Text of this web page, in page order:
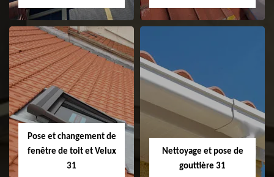
Couvreur 31
Etanchéité de
faitage et faitière
31
Pose et changement de
fenêtre de toit et Velux
31
Nettoyage et pose de
gouttière 31